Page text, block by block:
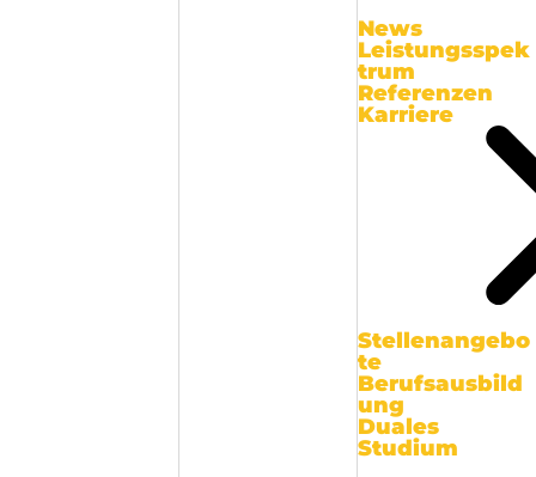
News
Leistungsspek
trum
Referenzen
Karriere
Stellenangebo
te
Berufsausbild
ung
Duales
Studium